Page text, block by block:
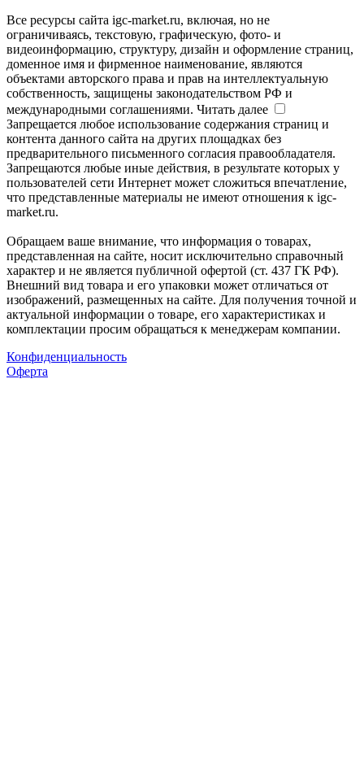
Все ресурсы сайта igc-market.ru, включая, но не
ограничиваясь, текстовую, графическую, фото- и
видеоинформацию, структуру, дизайн и оформление страниц,
доменное имя и фирменное наименование, являются
объектами авторского права и прав на интеллектуальную
собственность, защищены законодательством РФ и
международными соглашениями. Читать далее
Запрещается любое использование содержания страниц и
контента данного сайта на других площадках без
предварительного письменного согласия правообладателя.
Запрещаются любые иные действия, в результате которых у
пользователей сети Интернет может сложиться впечатление,
что представленные материалы не имеют отношения к igc-
market.ru.
Обращаем ваше внимание, что информация о товарах,
представленная на сайте, носит исключительно справочный
характер и не является публичной офертой (ст. 437 ГК РФ).
Внешний вид товара и его упаковки может отличаться от
изображений, размещенных на сайте. Для получения точной и
актуальной информации о товаре, его характеристиках и
комплектации просим обращаться к менеджерам компании.
Конфиденциальность
Оферта